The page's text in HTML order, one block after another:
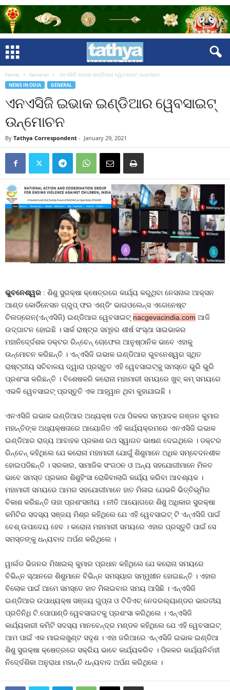
Home General ଏନଏସିଜି ଇଭାକ ଇଣ୍ଡିଆର ୱେବସାଇଟ୍‌ ଉନ୍ମୋଚନ
NEWS IN ODIA GENERAL
ଏନଏସିଜି ଇଭାକ ଇଣ୍ଡିଆର ୱେବସାଇଟ୍‌
ଉନ୍ମୋଚନ
By Tathya Correspondent - January 29, 2021
ଭୁବନେଶ୍ୱର : ଶିଶୁ ସୁରକ୍ଷା କ୍ଷେତ୍ରରେ କାର୍ଯ୍ୟ କରୁଥିବା ନେସନାଲ ଆକ୍ସନ
ଆଣ୍ଡ କୋର୍ଡିନେସନ ଗ୍ରୁପ୍‌ ଫର ଏଣ୍ଡିଂ ଭାଇଓଲେନ୍ସ ଏଗେନେଷ୍ଟ
ଚିଲଡ୍ରେନ(ଏନ୍‌ଏସିଜି) ଇଣ୍ଡିଆର ୱେବସାଇଟ୍‌ nacgevacindia.com ଆଜି
ଉଦ୍‌ଘାଟନ ହୋଇଛି । ସାର୍କ ରାଷ୍ଟ୍ର ସମୂହର ଶୀର୍ଷ ସଂସ୍ଥା ସାଇଭାକର
ମହାନିଦେ୍ର୍ଦଶକ ଡକ୍ଟର ରିନ୍‌ଚେନ୍‌ ଚୋଫେଲ ଆନୁଷ୍ଠାନିକ ଭାବେ ଏହାକୁ
ଉନ୍ମୋଚନ କରିଛନ୍ତି । ଏନ୍‌ଏସିଜି ଇଭାକ ଇଣ୍ଡିଆର ଭୁବନେଶ୍ୱର ସ୍ଥିତ
ରାଷ୍ଟ୍ରୀୟ ସଚିବାଳୟ ଦ୍ୱାରା ପ୍ରସ୍ତୁତ ଏହି ୱେବସାଇଟ୍‌କୁ ସମସ୍ତେ ଭୁରି ଭୁରି
ପ୍ରଶଂସା କରିଛନ୍ତି । ବିଶେଷକରି କରୋନା ମହାମାରୀ ସମୟରେ ଖୁବ୍‌ କମ୍‌ ସମୟରେ
ଏଭଳି ୱେବସାଇଟ୍‌ ପ୍ରସ୍ତୁତି ଏକ ଆହ୍ୱାନ ଥିବା କୁହାଯାଇଛି ।
ଏନଏସିଜି ଇଭାକ ଇଣ୍ଡିଆର ଅଧ୍ୟକ୍ଷ ତଥା ପିକକର ସମ୍ପାଦକ ରଞ୍ଜନ କୁମାର
ମହାନ୍ତିଙ୍କ ଅଧ୍ୟକ୍ଷତାରେ ଆୟୋଜିତ ଏହି କାର୍ଯ୍ୟକ୍ରମରେ ଏନଏସିଜି ଇଭାକ
ଇଣ୍ଡିଆର ରାଜ୍ୟ ଆବାହକ ପ୍ରକାଶ ରଥ ସ୍ୱାଗତ ଭାଷଣ ଦେଇଥିଲେ । ଡକ୍ଟର
ରିନ୍‌ଚେନ୍‌ କହିଥିଲେ ଯେ କରୋନା ମହାମାରୀ ଯୋଗୁଁ ଶିଶୁମାନେ ଅଧିକ ସମ୍ବେଦନଶୀଳ
ହୋଇପଡିଛନ୍ତି । ସରକାର, ସାମାଜିକ ସଂଗଠନ ଓ ଅନ୍ୟ ସହଯୋଗୀମାନେ ମିଳତ
ଭାବେ ସମସ୍ତ ପ୍ରକାର ଶିଶୁହିଂସା ରୋକିବାଲାଗି କାର୍ଯ୍ୟ କରିବା ଆବଶ୍ୟକ ।
ମହାମାରୀ ସମୟରେ ଆମର ସହଯୋଗୀମାନେ ହାତ ମିଳାଇ ଯେଭଳି ଭିତ୍ତିଭୂମିର
ବିକାଶ କରିଛନ୍ତି ତାହା ପ୍ରଶଂସନୀୟ । ନୀତି ଆୟୋଗରେ ଶିଶୁ ଅଧିକାର ସୁରକ୍ଷା
କମିଟିର ସଦସ୍ୟ ସଞ୍ଜୟ ମିଶ୍ର କହିଥିଲେ ଯେ ଏହି ୱେବସାଇଟ୍‌ ଟି ଏନ୍‌ଏସିଜି ପାଇଁ
ବେଶ୍‌ ଉପାଦେୟ ହେବ । କରୋନା ମହାମାରୀ ସମୟରେ ଏହାର ପ୍ରସ୍ତୁତି ପାଇଁ ସେ
ସମସ୍ତଙ୍କୁ ଧନ୍ୟବାଦ ଅର୍ପଣ କରିଥିଲେ ।
ୱାର୍ଲଡ ଭିଜନର ମିଖାଇଲ୍‌ କୁମାର ପ୍ରଧାନ କହିଥିଲେ ଯେ କରୋନା ସମୟରେ
ବିଭିନ୍ନ ସ୍ଥାନରେ ଶିଶୁମାନେ ବିଭିନ୍ନ ସମସ୍ୟାର ସମ୍ମୁଖୀନ ହୋଇଛନ୍ତି । ଏହାର
ବିଲୋକ ପାଇଁ ଆମେ ସମସ୍ତେ ହାତ ମିଳାଇବାର ସମୟ ଆସିଛି । ଏନ୍‌ଏସିଜି
ଇଣ୍ଡିଆର ଉପାଧ୍ୟକ୍ଷ ସଞ୍ଜୟ ଗୁପ୍ତା ଓ ଟିଡିଏଚ୍‌ ନେଦରଲ୍ୟାଣ୍ଡର ଭାରତୀୟ
ପ୍ରତିନିଧି ଟି.ପୋପାଣ୍ଡି ୱେବସାଇଟକୁ ପ୍ରଶଂସା କରିଥିଲେ । ଏନ୍‌ଏସିଜି
କାର୍ଯ୍ୟକାରୀ କମିଟି ସଦସ୍ୟ ମାନବେନ୍ଦ୍ର ମଣ୍ଡଳ କହିଥିଲେ ଯେ ଏହି ୱେବସାଇଟ୍‌
ଆମ ପାଇଁ ଏକ ମାଇଲଖୁଣ୍ଟ ସଦୃଶ । ଏହା ଜରିଆରେ ଏନ୍‌ଏସିଜି ଇଭାକ ଇଣ୍ଡିଆ
ଶିଶୁ ସୁରକ୍ଷା କ୍ଷେତ୍ରରେ ସକ୍ରିୟ ଭାବେ କାର୍ଯ୍ୟକରିବ । ପିକକର କାର୍ଯ୍ୟନିର୍ବାହୀ
ନିଦେ୍ର୍ଦଶିକା ଅନୁରାଧା ମହାନ୍ତି ଧନ୍ୟବାଦ ଅର୍ପଣ କରିଥିଲେ ।